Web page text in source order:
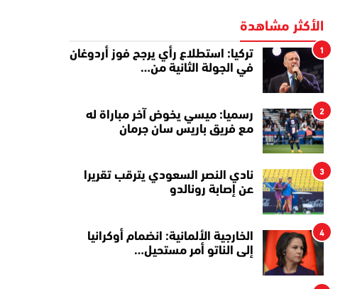
الأكثر مشاهدة
1
تركيا: استطلاع رأي يرجح فوز أردوغان
في الجولة الثانية من…
2
رسميا: ميسي يخوض آخر مباراة له
مع فريق باريس سان جرمان
3
نادي النصر السعودي يترقب تقريرا
عن إصابة رونالدو
4
الخارجية الألمانية: انضمام أوكرانيا
إلى الناتو أمر مستحيل…